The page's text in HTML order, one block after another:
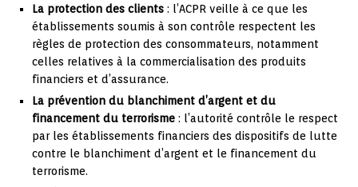
La protection des clients : l’ACPR veille à ce que les
établissements soumis à son contrôle respectent les
règles de protection des consommateurs, notamment
celles relatives à la commercialisation des produits
financiers et d’assurance.
La prévention du blanchiment d’argent et du
financement du terrorisme : l’autorité contrôle le respect
par les établissements financiers des dispositifs de lutte
contre le blanchiment d’argent et le financement du
terrorisme.